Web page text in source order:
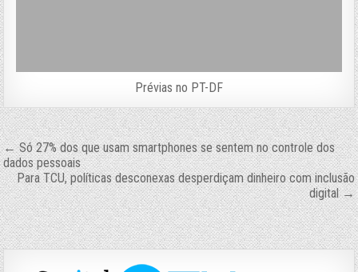
Prévias no PT-DF
Navegação
de
Post
← Só 27% dos que usam smartphones se sentem no controle dos
dados pessoais
Para TCU, políticas desconexas desperdiçam dinheiro com inclusão
digital →